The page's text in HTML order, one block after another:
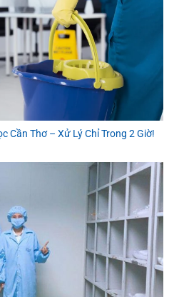
Cần Thơ – Xử Lý Chỉ Trong 2 Giờ!